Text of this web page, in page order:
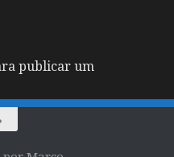
publicar um